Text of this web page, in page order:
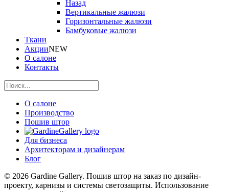
Назад
Вертикальные жалюзи
Горизонтальные жалюзи
Бамбуковые жалюзи
Ткани
АкцииNEW
О салоне
Контакты
О салоне
Производство
Пошив штор
Для бизнеса
Архитекторам и дизайнерам
Блог
© 2026 Gardine Gallery. Пошив штор на заказ по дизайн-
проекту, карнизы и системы светозащиты. Использование